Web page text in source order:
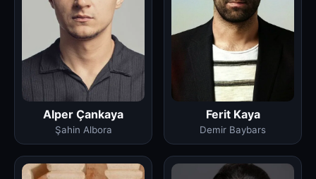
Alper Çankaya
Şahin Albora
Ferit Kaya
Demir Baybars